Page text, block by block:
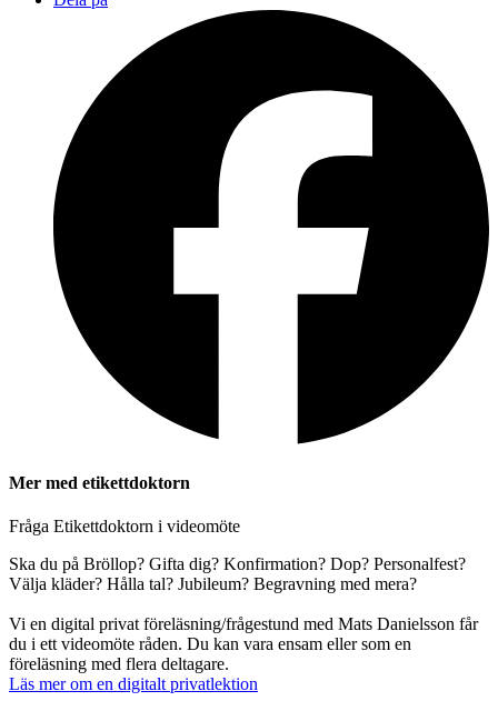
Mer med etikettdoktorn
Fråga Etikettdoktorn i videomöte
Ska du på Bröllop? Gifta dig? Konfirmation? Dop? Personalfest?
Välja kläder? Hålla tal? Jubileum? Begravning med mera?
Vi en digital privat föreläsning/frågestund med Mats Danielsson får
du i ett videomöte råden. Du kan vara ensam eller som en
föreläsning med flera deltagare.
Läs mer om en digitalt privatlektion